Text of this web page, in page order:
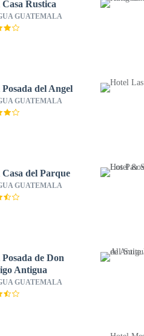
Rustica
GUATEMALA
del Angel
GUATEMALA
del Parque
GUATEMALA
de Don
Antigua
GUATEMALA